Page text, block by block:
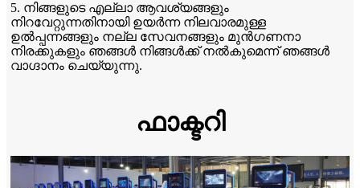
5. നിങ്ങളുടെ എല്ലാ ആവശ്യങ്ങളും
നിറവേറ്റുന്നതിനായി ഉയർന്ന നിലവാരമുള്ള
ഉൽപ്പന്നങ്ങളും നല്ല സേവനങ്ങളും മുൻഗണനാ
നിരക്കുകളും ഞങ്ങൾ നിങ്ങൾക്ക് നൽകുമെന്ന് ഞങ്ങൾ
വാഗ്ദാനം ചെയ്യുന്നു.
ഫാക്ടറി